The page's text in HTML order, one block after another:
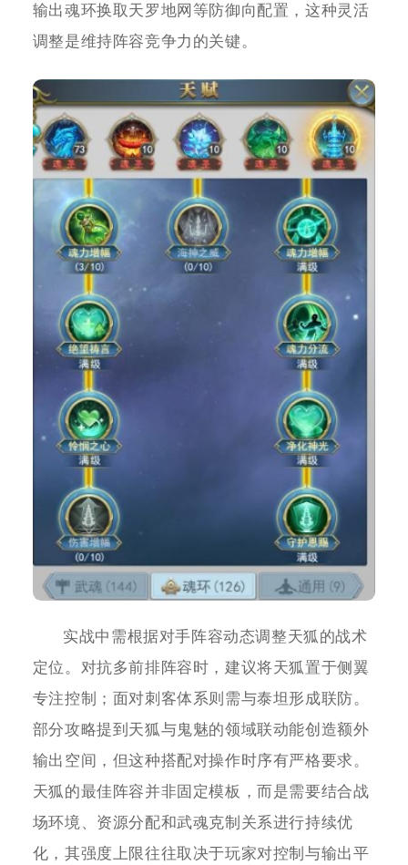
输出魂环换取天罗地网等防御向配置，这种灵活
调整是维持阵容竞争力的关键。
实战中需根据对手阵容动态调整天狐的战术
定位。对抗多前排阵容时，建议将天狐置于侧翼
专注控制；面对刺客体系则需与泰坦形成联防。
部分攻略提到天狐与鬼魅的领域联动能创造额外
输出空间，但这种搭配对操作时序有严格要求。
天狐的最佳阵容并非固定模板，而是需要结合战
场环境、资源分配和武魂克制关系进行持续优
化，其强度上限往往取决于玩家对控制与输出平